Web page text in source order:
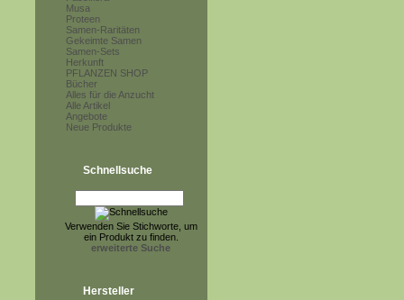
Musa
Proteen
Samen-Raritäten
Gekeimte Samen
Samen-Sets
Herkunft
PFLANZEN SHOP
Bücher
Alles für die Anzucht
Alle Artikel
Angebote
Neue Produkte
Schnellsuche
Verwenden Sie Stichworte, um
ein Produkt zu finden.
erweiterte Suche
Hersteller